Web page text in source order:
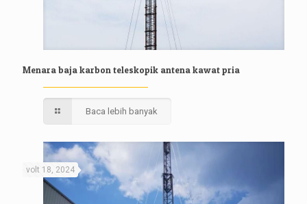
Menara baja karbon teleskopik antena kawat pria
Baca lebih banyak
volt 18, 2024